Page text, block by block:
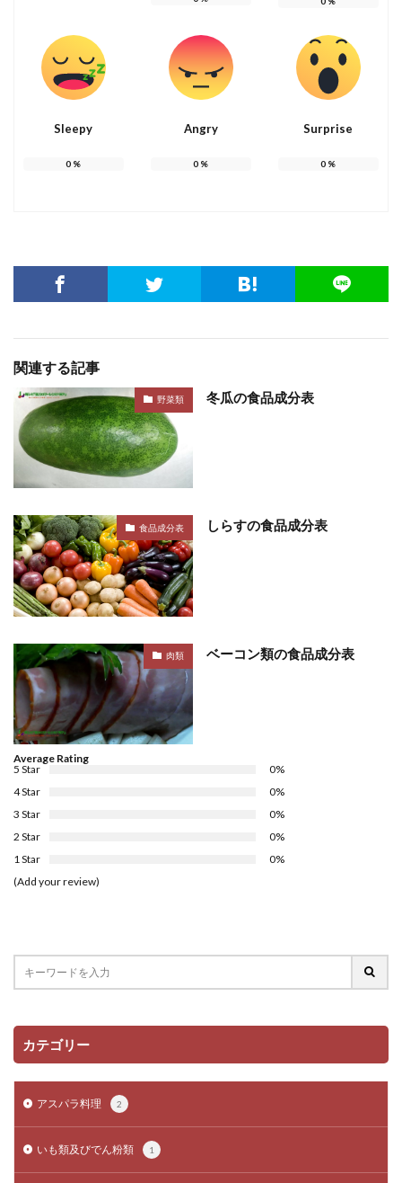
Sleepy
0 %
Angry
0 %
Surprise
0 %
関連する記事
野菜類 冬瓜の食品成分表
食品成分表 しらすの食品成分表
肉類 ベーコン類の食品成分表
Average Rating
5 Star
0%
4 Star
0%
3 Star
0%
2 Star
0%
1 Star
0%
(Add your review)
カテゴリー
アスパラ料理 2
いも類及びでん粉類 1